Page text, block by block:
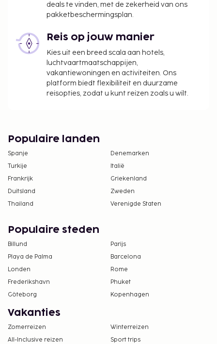
deals te vinden, met de zekerheid van ons
pakketbeschermingsplan.
Reis op jouw manier
Kies uit een breed scala aan hotels,
luchtvaartmaatschappijen,
vakantiewoningen en activiteiten. Ons
platform biedt flexibiliteit en duurzame
reisopties, zodat u kunt reizen zoals u wilt.
Populaire landen
Spanje
Denemarken
Turkije
Italië
Frankrijk
Griekenland
Duitsland
Zweden
Thailand
Verenigde Staten
Populaire steden
Billund
Parijs
Playa de Palma
Barcelona
Londen
Rome
Frederikshavn
Phuket
Göteborg
Kopenhagen
Vakanties
Zomerreizen
Winterreizen
All-Inclusive reizen
Sport trips